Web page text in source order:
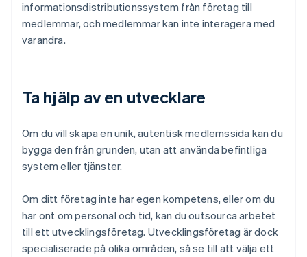
informationsdistributionssystem från företag till
medlemmar, och medlemmar kan inte interagera med
varandra.
Ta hjälp av en utvecklare
Om du vill skapa en unik, autentisk medlemssida kan du
bygga den från grunden, utan att använda befintliga
system eller tjänster.
Om ditt företag inte har egen kompetens, eller om du
har ont om personal och tid, kan du outsourca arbetet
till ett utvecklingsföretag. Utvecklingsföretag är dock
specialiserade på olika områden, så se till att välja ett